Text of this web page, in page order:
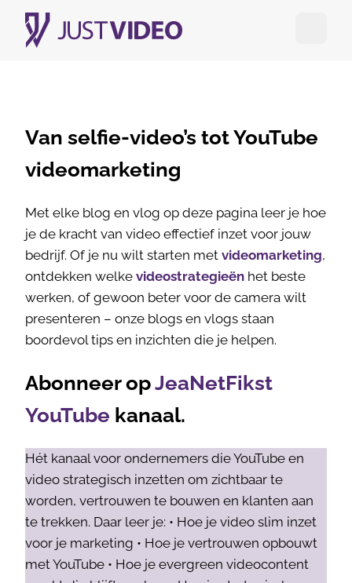
Van selfie-video’s tot YouTube
videomarketing
Met elke blog en vlog op deze pagina leer je hoe
je de kracht van video effectief inzet voor jouw
bedrijf. Of je nu wilt starten met videomarketing,
ontdekken welke videostrategieën het beste
werken, of gewoon beter voor de camera wilt
presenteren – onze blogs en vlogs staan
boordevol tips en inzichten die je helpen.
Abonneer opJeaNetFikst
YouTube kanaal.
Hét kanaal voor ondernemers die YouTube en
video strategisch inzetten om zichtbaar te
worden, vertrouwen te bouwen en klanten aan
te trekken. Daar leer je: • Hoe je video slim inzet
voor je marketing • Hoe je vertrouwen opbouwt
met YouTube • Hoe je evergreen videocontent